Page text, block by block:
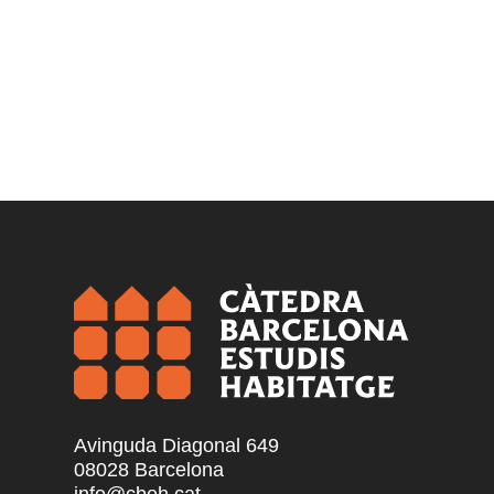
Avinguda Diagonal 649
08028 Barcelona